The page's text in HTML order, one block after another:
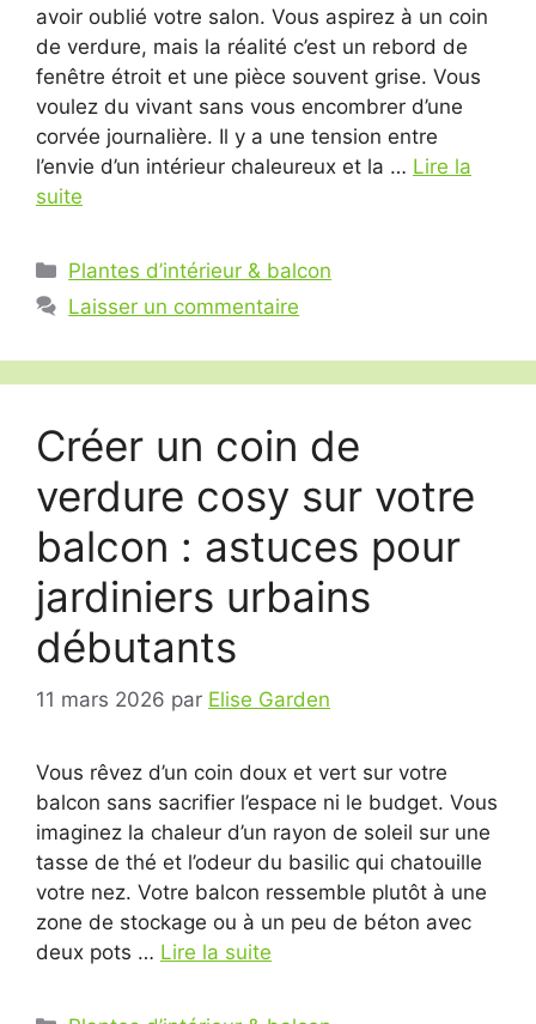
avoir oublié votre salon. Vous aspirez à un coin
de verdure, mais la réalité c’est un rebord de
fenêtre étroit et une pièce souvent grise. Vous
voulez du vivant sans vous encombrer d’une
corvée journalière. Il y a une tension entre
l’envie d’un intérieur chaleureux et la … Lire la
suite
Catégories
Plantes d’intérieur & balcon
Laisser un commentaire
Créer un coin de
verdure cosy sur votre
balcon : astuces pour
jardiniers urbains
débutants
11 mars 2026 par Elise Garden
Vous rêvez d’un coin doux et vert sur votre
balcon sans sacrifier l’espace ni le budget. Vous
imaginez la chaleur d’un rayon de soleil sur une
tasse de thé et l’odeur du basilic qui chatouille
votre nez. Votre balcon ressemble plutôt à une
zone de stockage ou à un peu de béton avec
deux pots … Lire la suite